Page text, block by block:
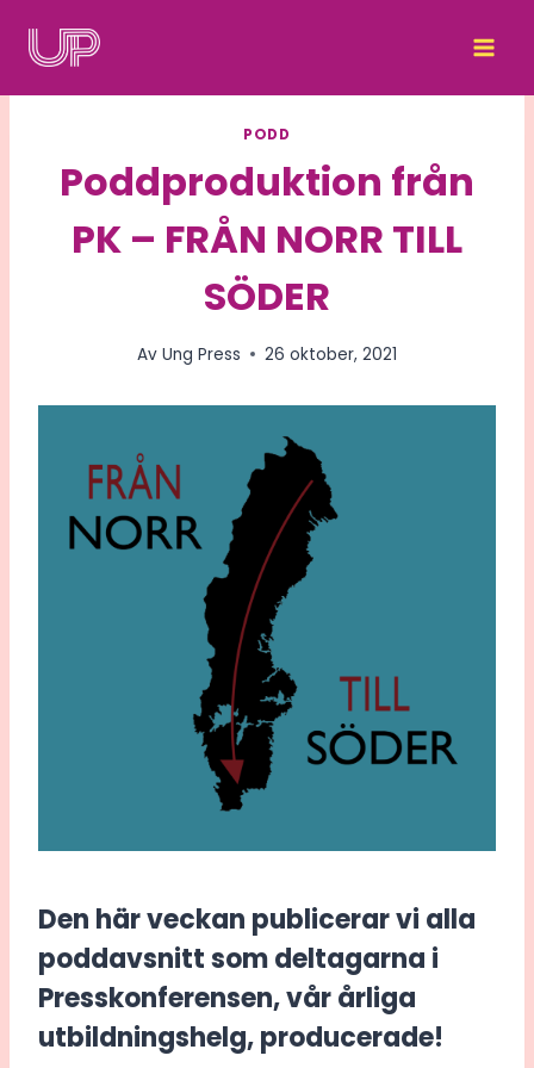
PODD
Poddproduktion från
PK – FRÅN NORR TILL
SÖDER
Av Ung Press 26 oktober, 2021
Den här veckan publicerar vi alla
poddavsnitt som deltagarna i
Presskonferensen, vår årliga
utbildningshelg, producerade!